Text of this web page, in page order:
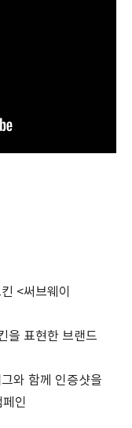
<써브웨이
을 표현한 브랜드
와 함께 인증샷을
인